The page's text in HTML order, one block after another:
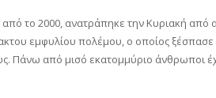
το 2000, ανατράπηκε την Κυριακή από
εμφυλίου πολέμου, ο οποίος ξέσπασε
Πάνω από μισό εκατομμύριο άνθρωποι